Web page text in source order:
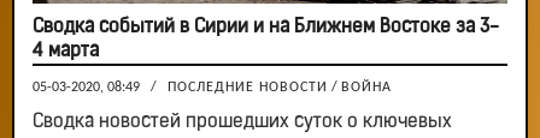
Сводка событий в Сирии и на Ближнем Востоке за 3-
4 марта
05-03-2020, 08:49 / ПОСЛЕДНИЕ НОВОСТИ / ВОЙНА
Сводка новостей прошедших суток о ключевых